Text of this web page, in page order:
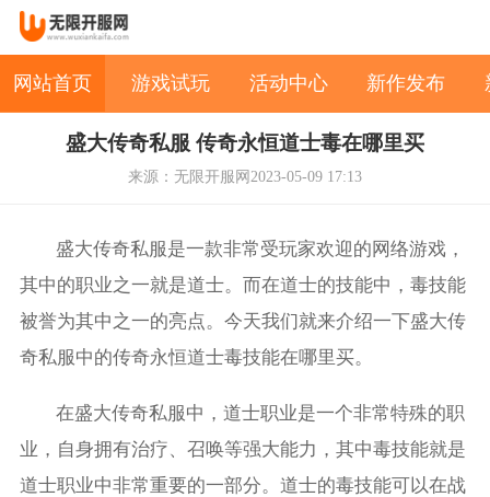
网站首页 游戏试玩 活动中心 新作发布
盛大传奇私服 传奇永恒道士毒在哪里买
来源：无限开服网2023-05-09 17:13
盛大传奇私服是一款非常受玩家欢迎的网络游戏，
其中的职业之一就是道士。而在道士的技能中，毒技能
被誉为其中之一的亮点。今天我们就来介绍一下盛大传
奇私服中的传奇永恒道士毒技能在哪里买。
在盛大传奇私服中，道士职业是一个非常特殊的职
业，自身拥有治疗、召唤等强大能力，其中毒技能就是
道士职业中非常重要的一部分。道士的毒技能可以在战